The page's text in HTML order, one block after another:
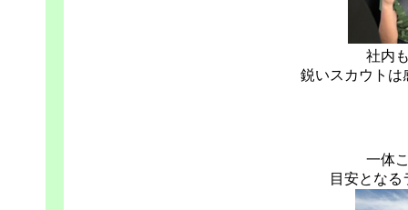
社内
鋭いスカウトは
一体
目安とな